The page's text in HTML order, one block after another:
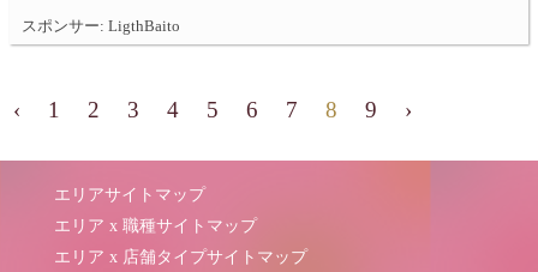
スポンサー: LigthBaito
‹ 1 2 3 4 5 6 7 8 9 ›
エリアサイトマップ
エリア x 職種サイトマップ
エリア x 店舗タイプサイトマップ